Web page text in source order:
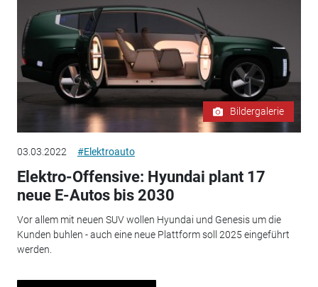
Bildergalerie
03.03.2022 #Elektroauto
Elektro-Offensive: Hyundai plant 17
neue E-Autos bis 2030
Vor allem mit neuen SUV wollen Hyundai und Genesis um die
Kunden buhlen - auch eine neue Plattform soll 2025 eingeführt
werden.